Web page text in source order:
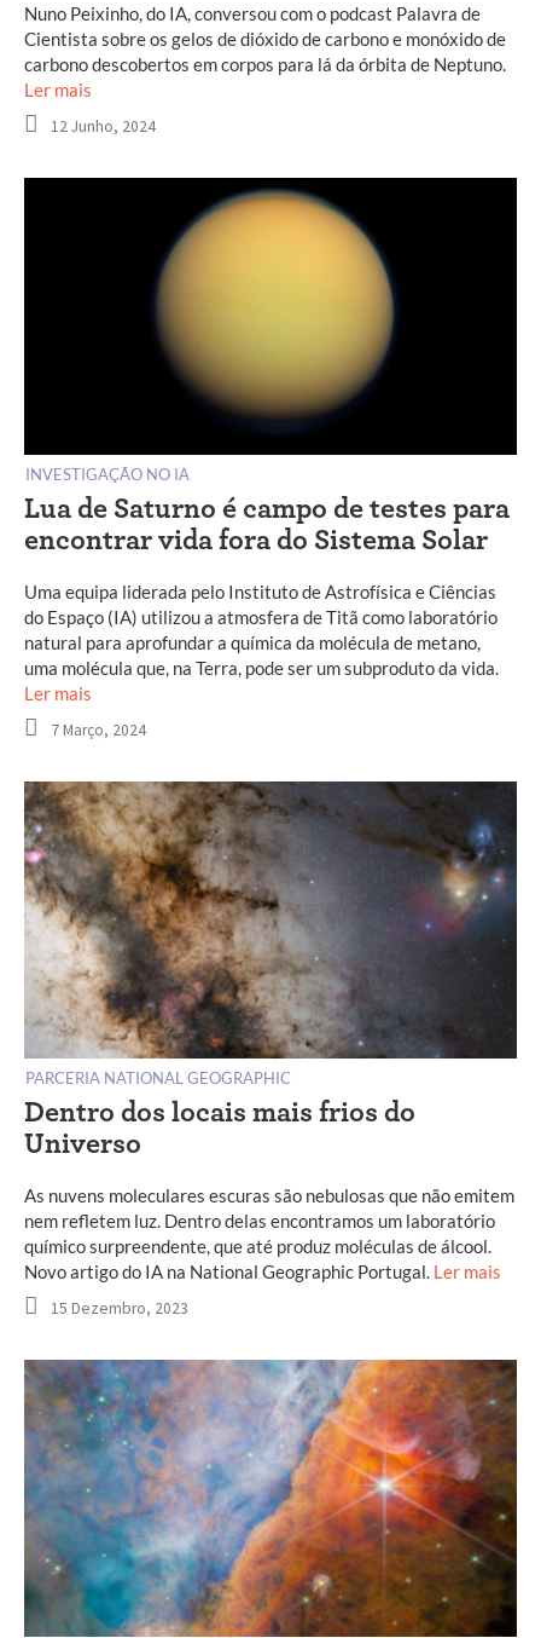
Nuno Peixinho, do IA, conversou com o podcast Palavra de
Cientista sobre os gelos de dióxido de carbono e monóxido de
carbono descobertos em corpos para lá da órbita de Neptuno.
Ler mais
12 Junho, 2024
INVESTIGAÇÃO NO IA
Lua de Saturno é campo de testes para
encontrar vida fora do Sistema Solar
Uma equipa liderada pelo Instituto de Astrofísica e Ciências
do Espaço (IA) utilizou a atmosfera de Titã como laboratório
natural para aprofundar a química da molécula de metano,
uma molécula que, na Terra, pode ser um subproduto da vida.
Ler mais
7 Março, 2024
PARCERIA NATIONAL GEOGRAPHIC
Dentro dos locais mais frios do
Universo
As nuvens moleculares escuras são nebulosas que não emitem
nem refletem luz. Dentro delas encontramos um laboratório
químico surpreendente, que até produz moléculas de álcool.
Novo artigo do IA na National Geographic Portugal. Ler mais
15 Dezembro, 2023